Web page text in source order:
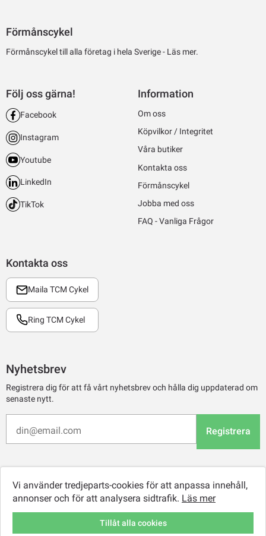
Förmånscykel
Förmånscykel till alla företag i hela Sverige - Läs mer.
Kontakta oss
Maila TCM Cykel
Ring TCM Cykel
Följ oss gärna!
Facebook
Instagram
Youtube
LinkedIn
TikTok
Information
Om oss
Köpvilkor / Integritet
Våra butiker
Kontakta oss
Förmånscykel
Jobba med oss
FAQ - Vanliga Frågor
Nyhetsbrev
Registrera dig för att få vårt nyhetsbrev och hålla dig uppdaterad om
senaste nytt.
Registrera
Vi använder tredjeparts-cookies för att anpassa innehåll,
annonser och för att analysera sidtrafik. Läs mer
Tillåt alla cookies